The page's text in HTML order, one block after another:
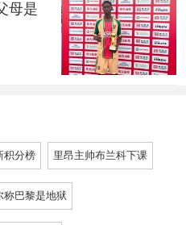
母是
积分榜 里昂主帅布兰科下课
称巴黎是地狱